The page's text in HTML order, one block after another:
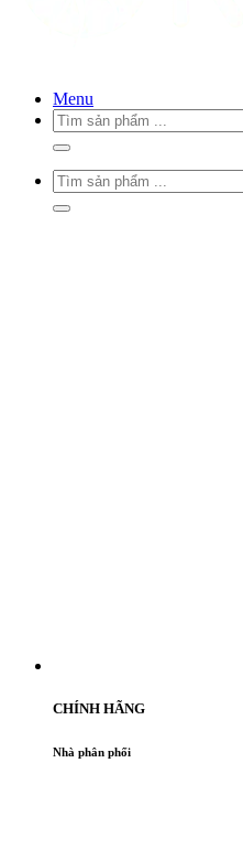
Menu
Tìm
kiếm:
Tìm
kiếm:
CHÍNH HÃNG
Nhà phân phối